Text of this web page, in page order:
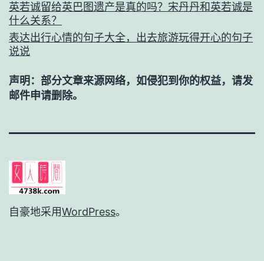
英若诚留给英巴图遗产是真的吗？宋丹丹和英若诚是
什么关系？
表达出行心情的句子大全，出去旅游玩得开心的句子
说说
声明：部分文章来源网络，如侵犯到你的权益，请发
邮件申请删除。
自豪地采用WordPress。